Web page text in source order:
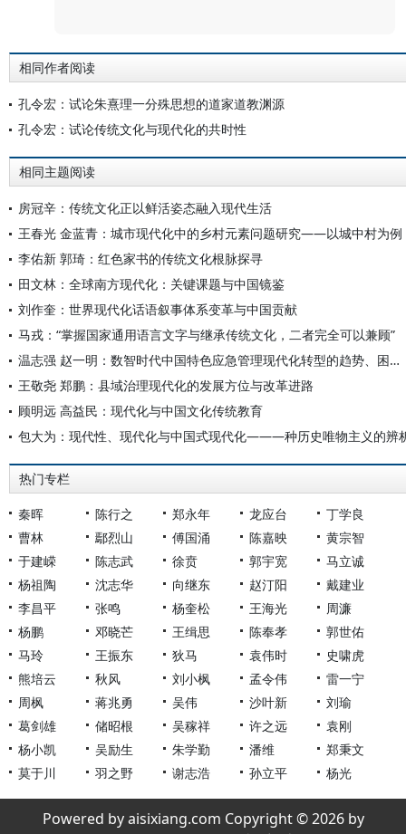
相同作者阅读
孔令宏：试论朱熹理一分殊思想的道家道教渊源
孔令宏：试论传统文化与现代化的共时性
相同主题阅读
房冠辛：传统文化正以鲜活姿态融入现代生活
王春光 金蓝青：城市现代化中的乡村元素问题研究——以城中村为例
李佑新 郭琦：红色家书的传统文化根脉探寻
田文林：全球南方现代化：关键课题与中国镜鉴
刘作奎：世界现代化话语叙事体系变革与中国贡献
马戎：“掌握国家通用语言文字与继承传统文化，二者完全可以兼顾”
温志强 赵一明：数智时代中国特色应急管理现代化转型的趋势、困境与方向
王敬尧 郑鹏：县域治理现代化的发展方位与改革进路
顾明远 高益民：现代化与中国文化传统教育
包大为：现代性、现代化与中国式现代化———种历史唯物主义的辨
热门专栏
秦晖 陈行之 郑永年 龙应台
丁学良
曹林
鄢烈山 傅国涌 陈嘉映
黄宗智
于建嵘
陈志武 徐贲 郭宇宽
马立诚
杨祖陶
沈志华 向继东 赵汀阳
戴建业
李昌平
张鸣 杨奎松 王海光
周濂
杨鹏
邓晓芒 王缉思 陈奉孝
郭世佑
马玲
王振东 狄马 袁伟时
史啸虎
熊培云
秋风 刘小枫 孟令伟
雷一宁
周枫
蒋兆勇 吴伟 沙叶新
刘瑜
葛剑雄
储昭根 吴稼祥 许之远
袁刚
杨小凯
吴励生 朱学勤 潘维
郑秉文
莫于川
羽之野 谢志浩 孙立平 杨光
Powered by aisixiang.com Copyright © 2026 by